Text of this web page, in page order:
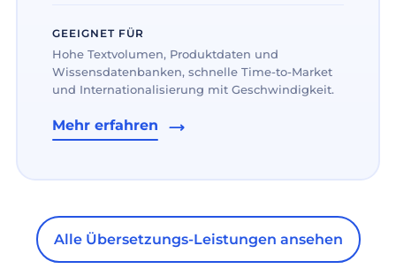
GEEIGNET FÜR
Hohe Textvolumen, Produktdaten und
Wissensdatenbanken, schnelle Time-to-Market
und Internationalisierung mit Geschwindigkeit.
Mehr erfahren
Alle Übersetzungs-Leistungen ansehen